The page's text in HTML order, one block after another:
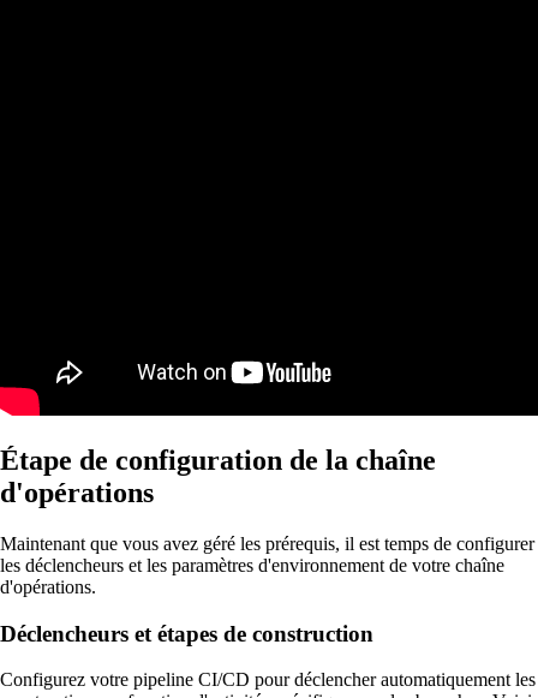
Étape de configuration de la chaîne
d'opérations
Maintenant que vous avez géré les prérequis, il est temps de configurer
les déclencheurs et les paramètres d'environnement de votre chaîne
d'opérations.
Déclencheurs et étapes de construction
Configurez votre pipeline CI/CD pour déclencher automatiquement les